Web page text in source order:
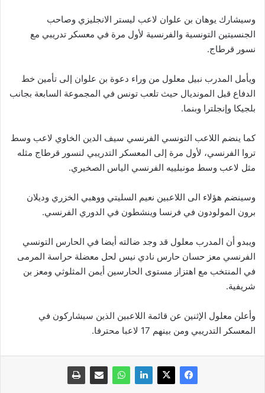
وسيشارك يوهان بن علوان لاعب ليستر الانجليزي وصاحب
الجنسيتين التونسية والفرنسية لأول مرة في معسكر تدريبي مع
نسور قرطاج.
ويأمل المدرب نبيل معلول من وراء دعوة بن علوان إلى تأمين خط
الدفاع قبل المونديال حيث تلعب تونس في المجموعة السابعة بجانب
بلجيكا وإنجلترا وبنما.
كما ينضم اللاعب التونسي الفرنسي سيف الدين الخاوي لاعب وسط
تروا الفرنسي، لأول مرة إلى المعسكر التدريبي لنسور قرطاج مثله
مثل لاعب وسط مونبلييه الفرنسي الياس الصخيري.
وسينضم هؤلاء الى اللاعبين نعيم السليتي ووهبي الخزري وديلان
برون المولودون في فرنسا وينشطون في الدوري الفرنسي.
ويبدو أن المدرب معلول قد وجد ضالته أيضا في الحارس التونسي
الفرنسي معز حسان حارس نادي نيس لحل معضلة حراسة المرمى
في المنتخب مع اهتزاز مستوى الحارسين أيمن المثلوثي ومعز بن
شريفية.
وأعلن معلول الإثنين عن قائمة اللاعبين الذين سيشاركون في
المعسكر التدريبي ومن بينهم 17 لاعبا محترفا.